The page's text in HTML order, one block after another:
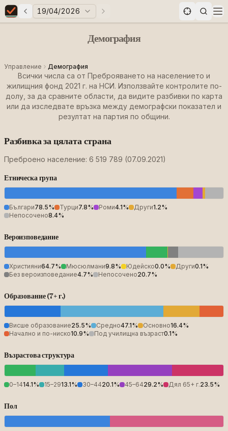
Elections in Bulgaria data statistics
Предни избори
19/04/2026 Следващи избори
Демография
Управление Демография
Всички числа са от Преброяването на населението и
жилищния фонд 2021 г. на НСИ. Използвайте контролите по-
долу, за да сравните области, да видите разбивки по карта
или да изследвате връзка между демографски показател и
резултат на партия по общини.
Разбивка за цялата страна
Преброено население: 6 519 789 (07.09.2021)
Етническа група
Българи78.5% Турци7.8% Роми4.1% Други1.2%
Непосочено8.4%
Вероизповедание
Християни64.7% Мюсюлмани9.8% Юдейско0.0% Други0.1%
Без вероизповедание4.7% Непосочено20.7%
Образование (7+ г.)
Висше образование25.5% Средно47.1% Основно16.4%
Начално и по-ниско10.9% Под училищна възраст0.1%
Възрастова структура
0–1414.1% 15–2913.1% 30–4420.1% 45–6429.2% Дял 65+ г.23.5%
Пол